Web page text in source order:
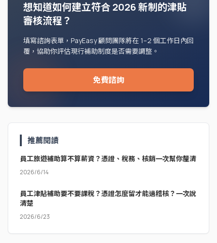
想知道如何建立符合 2026 新制的津貼
審核流程？
填寫諮詢表單，PayEasy 顧問團隊將在 1–2 個工作日內回
覆，協助你評估現行補助制度是否需要調整。
免費諮詢
推薦閱讀
員工旅遊補助算不算薪資？憑證、稅務、核銷一次幫你釐清
2026/6/14
員工津貼補助要不要課稅？憑證怎麼留才能過稽核？一次說
清楚
2026/6/23